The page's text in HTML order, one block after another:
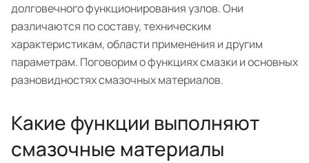
долговечного функционирования узлов. Они
различаются по составу, техническим
характеристикам, области применения и другим
параметрам. Поговорим о функциях смазки и основных
разновидностях смазочных материалов.
Какие функции выполняют
смазочные материалы